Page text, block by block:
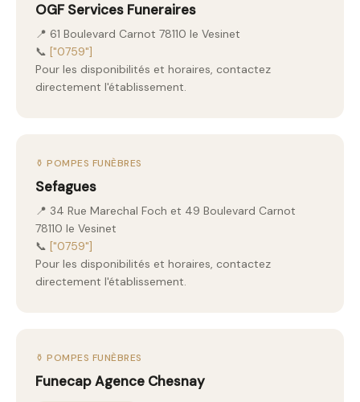
OGF Services Funeraires
📍 61 Boulevard Carnot 78110 le Vesinet
📞 ["0759"]
Pour les disponibilités et horaires, contactez
directement l'établissement.
⚱️ POMPES FUNÈBRES
Sefagues
📍 34 Rue Marechal Foch et 49 Boulevard Carnot
78110 le Vesinet
📞 ["0759"]
Pour les disponibilités et horaires, contactez
directement l'établissement.
⚱️ POMPES FUNÈBRES
Funecap Agence Chesnay